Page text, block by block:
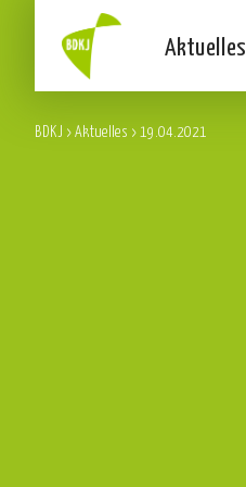
Aktuelles
BDKJ >Aktuelles > 19.04.2021